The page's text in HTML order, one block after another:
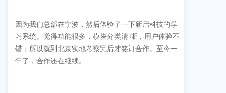
因为我们总部在宁波，然后体验了一下新启科技的学
习系统。觉得功能很多，模块分类清 晰，用户体验不
错；所以就到北京实地考察完后才签订合作。至今一
年了，合作还在继续。